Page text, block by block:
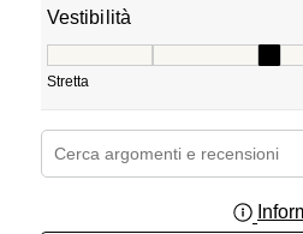
Vestibilità
Stretta
Cerca argomenti e ricerca delle